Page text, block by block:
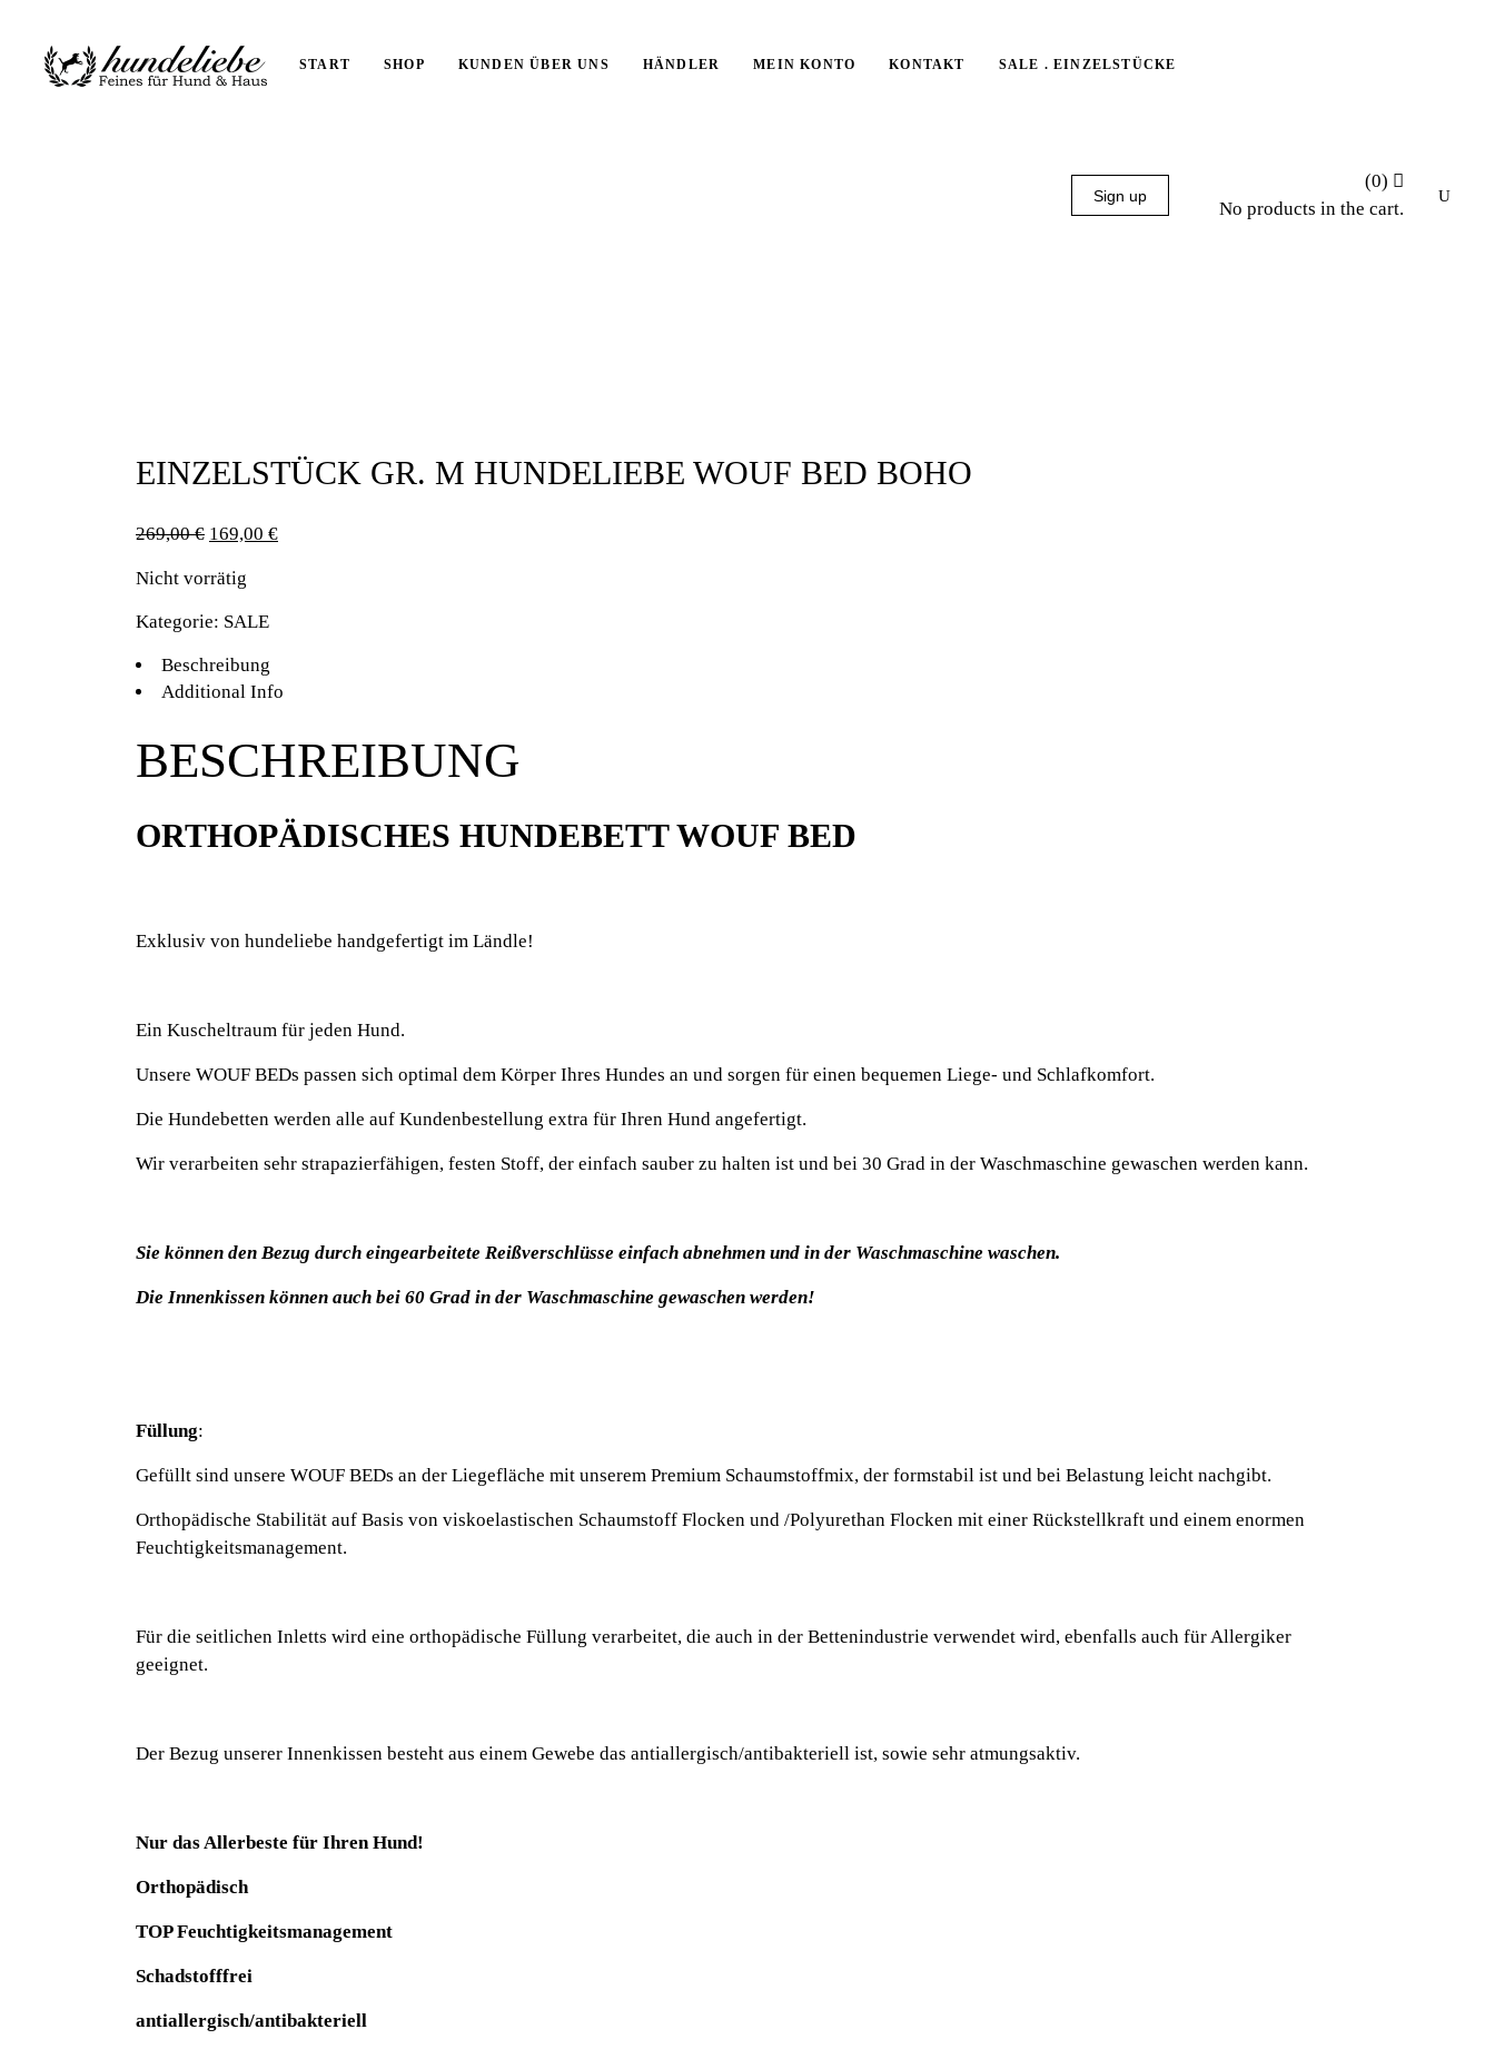
START SHOP KUNDEN ÜBER UNS HÄNDLER MEIN KONTO KONTAKT SALE . EINZELSTÜCKE
Sign up
(0)
No products in the cart.
EINZELSTÜCK GR. M HUNDELIEBE WOUF BED BOHO
269,00€ Ursprünglicher
war:
269,00 €
169,00 €Aktueller
Nicht vorrätig
Kategorie: SALE
Beschreibung
Additional Info
BESCHREIBUNG
ORTHOPÄDISCHES HUNDEBETT WOUF BED
Exklusiv von hundeliebe handgefertigt im Ländle!
Ein Kuscheltraum für jeden Hund.
Unsere WOUF BEDs passen sich optimal dem Körper Ihres Hundes an und sorgen für einen bequemen Liege- und Schlafkomfort.
Die Hundebetten werden alle auf Kundenbestellung extra für Ihren Hund angefertigt.
Wir verarbeiten sehr strapazierfähigen, festen Stoff, der einfach sauber zu halten ist und bei 30 Grad in der Waschmaschine gewaschen werden kann.
Sie können den Bezug durch eingearbeitete Reißverschlüsse einfach abnehmen und in der Waschmaschine waschen.
Die Innenkissen können auch bei 60 Grad in der Waschmaschine gewaschen werden!
Füllung:
Gefüllt sind unsere WOUF BEDs an der Liegefläche mit unserem Premium Schaumstoffmix, der formstabil ist und bei Belastung leicht nachgibt.
Orthopädische Stabilität auf Basis von viskoelastischen Schaumstoff Flocken und /Polyurethan Flocken mit einer Rückstellkraft und einem enormen
Feuchtigkeitsmanagement.
Für die seitlichen Inletts wird eine orthopädische Füllung verarbeitet, die auch in der Bettenindustrie verwendet wird, ebenfalls auch für Allergiker
geeignet.
Der Bezug unserer Innenkissen besteht aus einem Gewebe das antiallergisch/antibakteriell ist, sowie sehr atmungsaktiv.
Nur das Allerbeste für Ihren Hund!
Orthopädisch
TOP Feuchtigkeitsmanagement
Schadstofffrei
antiallergisch/antibakteriell